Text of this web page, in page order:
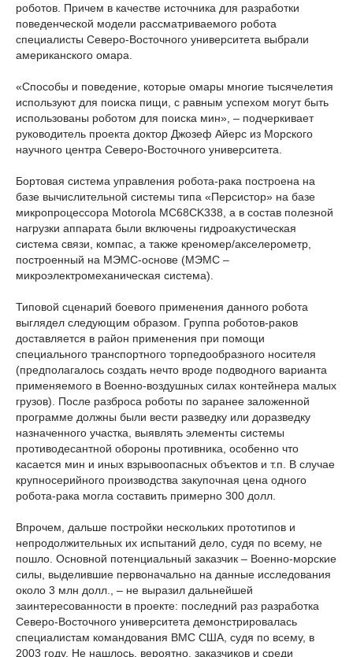
роботов. Причем в качестве источника для разработки
поведенческой модели рассматриваемого робота
специалисты Северо-Восточного университета выбрали
американского омара.
«Способы и поведение, которые омары многие тысячелетия
используют для поиска пищи, с равным успехом могут быть
использованы роботом для поиска мин», – подчеркивает
руководитель проекта доктор Джозеф Айерс из Морского
научного центра Северо-Восточного университета.
Бортовая система управления робота-рака построена на
базе вычислительной системы типа «Персистор» на базе
микропроцессора Motorola МС68CK338, а в состав полезной
нагрузки аппарата были включены гидроакустическая
система связи, компас, а также креномер/акселерометр,
построенный на МЭМС-основе (МЭМС –
микроэлектромеханическая система).
Типовой сценарий боевого применения данного робота
выглядел следующим образом. Группа роботов-раков
доставляется в район применения при помощи
специального транспортного торпедообразного носителя
(предполагалось создать нечто вроде подводного варианта
применяемого в Военно-воздушных силах контейнера малых
грузов). После разброса роботы по заранее заложенной
программе должны были вести разведку или доразведку
назначенного участка, выявлять элементы системы
противодесантной обороны противника, особенно что
касается мин и иных взрывоопасных объектов и т.п. В случае
крупносерийного производства закупочная цена одного
робота-рака могла составить примерно 300 долл.
Впрочем, дальше постройки нескольких прототипов и
непродолжительных их испытаний дело, судя по всему, не
пошло. Основной потенциальный заказчик – Военно-морские
силы, выделившие первоначально на данные исследования
около 3 млн долл., – не выразил дальнейшей
заинтересованности в проекте: последний раз разработка
Северо-Восточного университета демонстрировалась
специалистам командования ВМС США, судя по всему, в
2003 году. Не нашлось, вероятно, заказчиков и среди